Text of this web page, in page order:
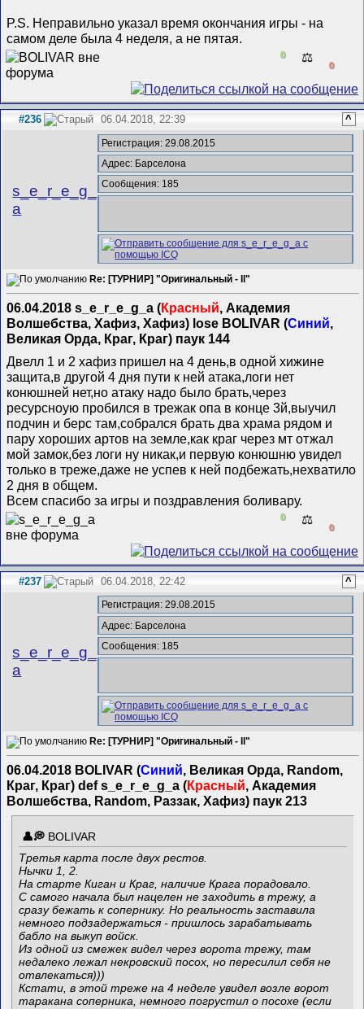
P.S. Неправильно указал время окончания игры - на
самом деле была 4 неделя, а не пятая.
0 ⚖️
0
#236 06.04.2018, 22:39 ^
s_e_r_e_g_
a
Регистрация: 29.08.2015
Адрес: Барселона
Сообщения: 185
Re: [ТУРНИР] "Оригинальный - II"
06.04.2018 s_e_r_e_g_a (Красный, Академия
Волшебства, Хафиз, Хафиз) lose BOLIVAR (Синий,
Великая Орда, Краг, Краг) паук 144
Двелл 1 и 2 хафиз пришел на 4 день,в одной хижине
защита,в другой 4 дня пути к ней атака,логи нет
конюшней нет,но атаку надо было брать,через
ресурсноую пробился в трежак опа в конце 3й,выучил
подчин и берс там,собрался брать два храма рядом и
пару хороших артов на земле,как краг через мт отжал
мой замок,без логи ну никак,и первую конюшню увидел
только в треже,даже не успев к ней подбежать,нехватило
2 дня в общем.
Всем спасибо за игры и поздравления боливару.
0 ⚖️
0
#237 06.04.2018, 22:42 ^
s_e_r_e_g_
a
Регистрация: 29.08.2015
Адрес: Барселона
Сообщения: 185
Re: [ТУРНИР] "Оригинальный - II"
06.04.2018 BOLIVAR (Синий, Великая Орда, Random,
Краг, Краг) def s_e_r_e_g_a (Красный, Академия
Волшебства, Random, Раззак, Хафиз) паук 213
BOLIVAR
Третья карта после двух рестов.
Нычки 1, 2.
На старте Киган и Краг, наличие Крага порадовало.
С самого начала был нацелен не заходить в трежу, а
сразу бежать к сопернику. Но реальность заставила
немного подзадержаться - пришлось зарабатывать
бабло на выкуп войск.
Из одной из смежек видел через ворота трежу, там
недалеко лежал некровский посох, но пересилил себя не
отвлекаться)))
Кстати, в этой треже на 4 неделе увидел возле ворот
таракана соперника, немного погрустил о посохе (если